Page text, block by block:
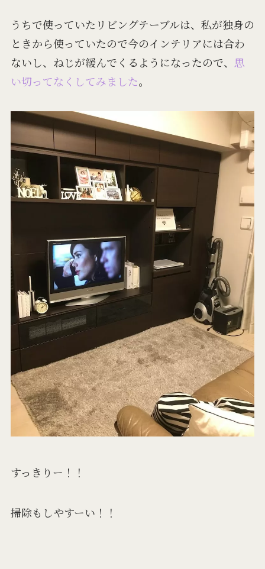
うちで使っていたリビングテーブルは、私が独身の
ときから使っていたので今のインテリアには合わ
ないし、ねじが緩んでくるようになったので、 思
い切ってなくしてみました。
すっきりー！！
掃除もしやすーい！！